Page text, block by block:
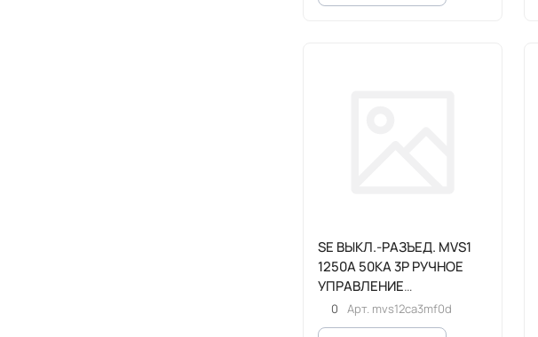
SE ВЫКЛ.-РАЗЪЕД. MVS1
1250A 50KA 3P РУЧНОЕ
УПРАВЛЕНИЕ
СТАЦИОНАРНЫЙ
0 Арт. mvs12ca3mf0d